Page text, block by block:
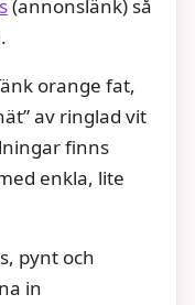
(annonslänk) så
orange fat,
av ringlad vit
finns
enkla, lite
pynt och
in